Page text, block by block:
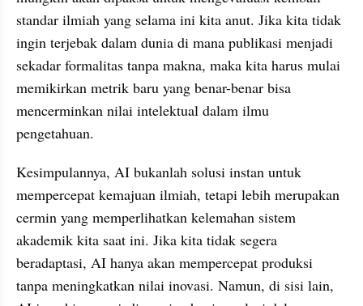
standar ilmiah yang selama ini kita anut. Jika kita tidak
ingin terjebak dalam dunia di mana publikasi menjadi
sekadar formalitas tanpa makna, maka kita harus mulai
memikirkan metrik baru yang benar-benar bisa
mencerminkan nilai intelektual dalam ilmu
pengetahuan.
Kesimpulannya, AI bukanlah solusi instan untuk
mempercepat kemajuan ilmiah, tetapi lebih merupakan
cermin yang memperlihatkan kelemahan sistem
akademik kita saat ini. Jika kita tidak segera
beradaptasi, AI hanya akan mempercepat produksi
tanpa meningkatkan nilai inovasi. Namun, di sisi lain,